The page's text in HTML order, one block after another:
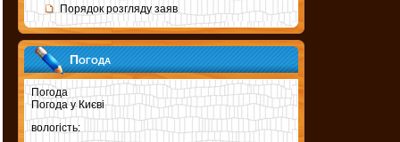
Порядок розгляду заяв
Погода
Погода
Погода у Києві
вологість: